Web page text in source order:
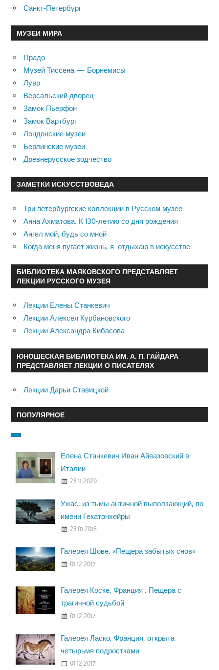
Санкт-Петербург
МУЗЕИ МИРА
Прадо
Музей Тиссена — Борнемисы
Лувр
Версальский дворец
Замок Пьерфон
Замок Вартбург
Лондонские музеи
Берлинские музеи
Древнерусское зодчество
ЗАМЕТКИ ИСКУССТВОВЕДА
Три петербургские коллекции в Русском музее
Анна Ахматова. К 130-летию со дня рождения
Ангел мой, будь со мной
Когда меня пугает жизнь, я отдыхаю в искусстве …
БИБЛИОТЕКА МАЯКОВСКОГО ПРЕДСТАВЛЯЕТ
ЛЕКЦИИ РУССКОГО МУЗЕЯ
Лекции Елены Станкевич
Лекции Алексея Курбановского
Лекции Александра Кибасова
ЮНОШЕСКАЯ БИБЛИОТЕКА ИМ. А. П. ГАЙДАРА
ПРЕДСТАВЛЯЕТ ЛЕКЦИИ О ПИСАТЕЛЯХ
Лекции Дарьи Ставицкой
ПОПУЛЯРНОЕ
Елена Станкевич Иван Айвазовский в
Италии
23.11.2020
Ужас, из тьмы античной выползающий, по
имени Гекатонхейры
23.01.2018
Галерея Шове. «Пещера забытых снов»
01.12.2017
Галерея Коске, Франция : Пещера с
трагичной судьбой
01.12.2017
Галерея Ласко, Франция, открыта
четырьмя подростками
01.12.2017